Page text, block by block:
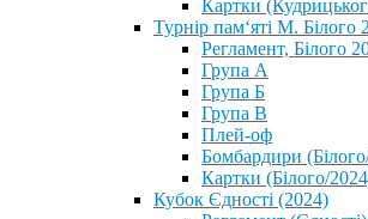
Картки
⁨Турнір пам‘яті М. Білого
Регламент, Білого
Група А
Група Б
Група В
Плей-оф
Бомбардири
Картки (Білого/
Кубок Єдності (2024)